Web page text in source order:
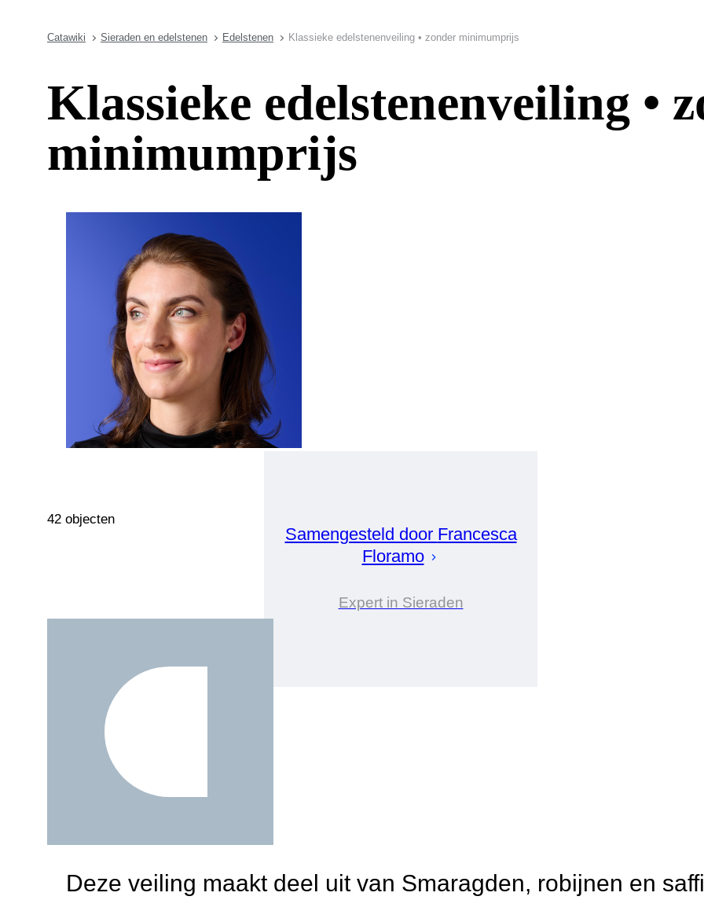
Catawiki Sieraden en edelstenen Edelstenen Klassieke edelstenenveiling • zonder minimumprijs
Klassieke edelstenenveiling •
minimumprijs
Samengesteld door Francesca
Floramo
Expert in Sieraden
42 objecten
Deze veiling maakt deel uit van Smaragden, robijnen en